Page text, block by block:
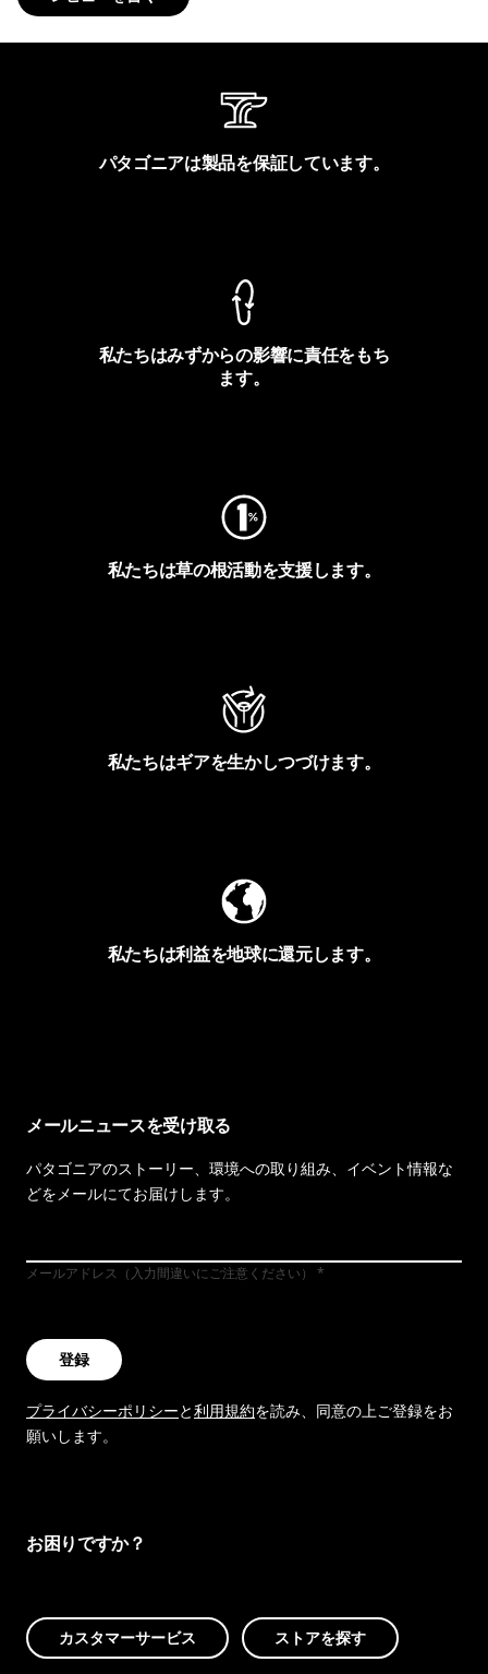
パタゴニアは製品を保証しています。
私たちはみずからの影響に責任をもち
ます。
私たちは草の根活動を支援します。
私たちはギアを生かしつづけます。
私たちは利益を地球に還元します。
メールニュースを受け取る
パタゴニアのストーリー、環境への取り組み、イベント情報な
どをメールにてお届けします。
メールアドレス（入力間違いにご注意ください）
登録
プライバシーポリシーと利用規約を読み、同意の上ご登録をお
願いします。
お困りですか？
カスタマーサービス ストアを探す